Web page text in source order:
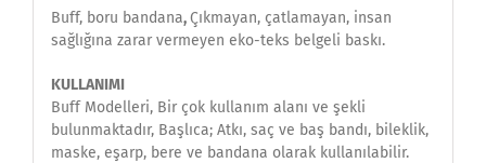
Buff, boru bandana,Çıkmayan, çatlamayan, insan
sağlığına zarar vermeyen eko-teks belgeli baskı.
KULLANIMI
Buff Modelleri, Bir çok kullanım alanı ve şekli
bulunmaktadır, Başlıca; Atkı, saç ve baş bandı, bileklik,
maske, eşarp, bere ve bandana olarak kullanılabilir.